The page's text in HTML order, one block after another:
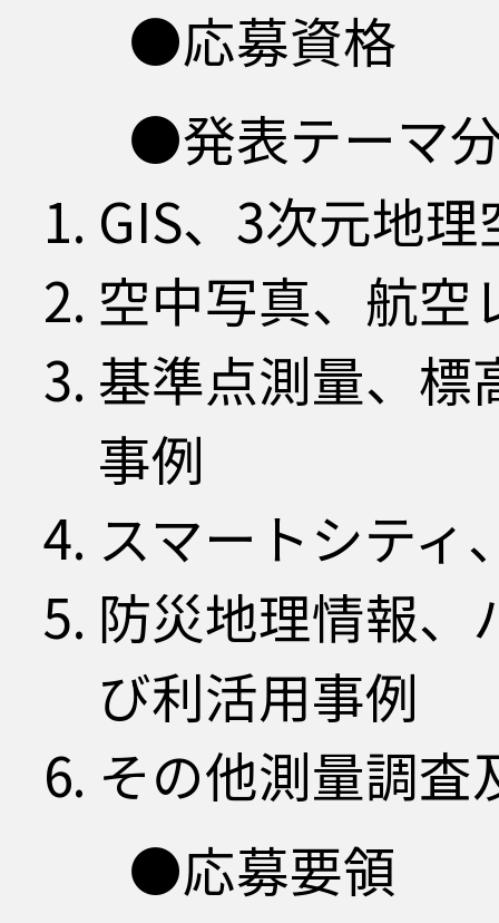
●応募資格 当
●発表テー
GIS、3次元地
空中写真、航
基準点測量、標
事例
スマートシティ
防災地理情報、
び利活用事例
その他測量調
●応募要領